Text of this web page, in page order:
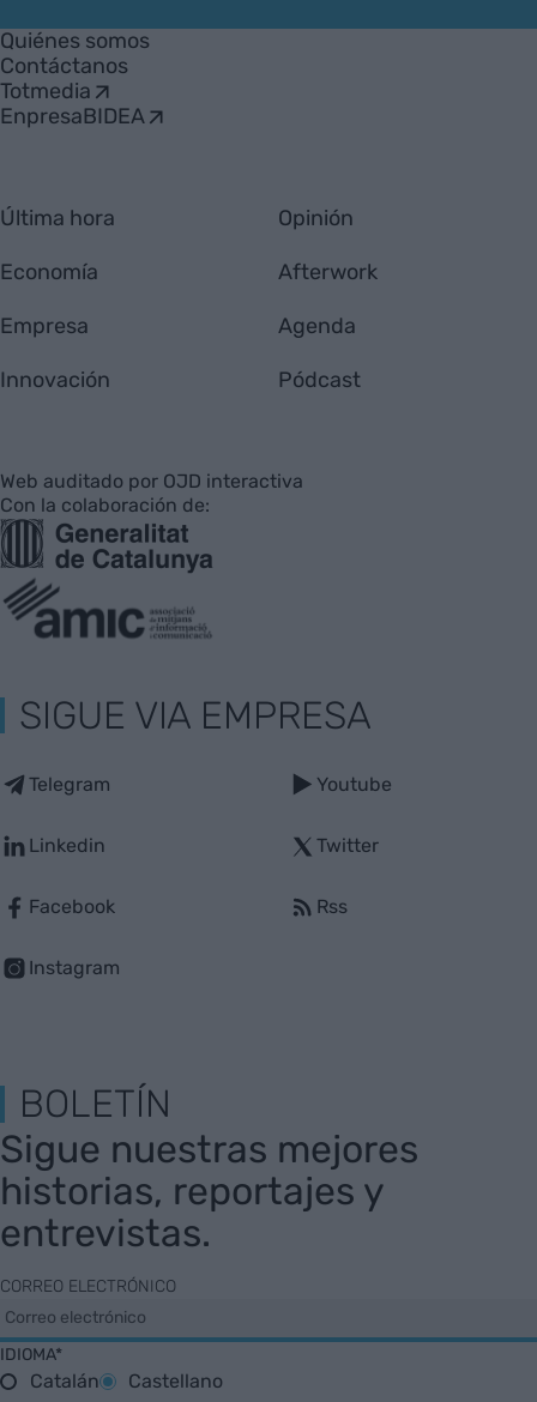
Empresa
Quiénes somos
Contáctanos
Totmedia
EnpresaBIDEA
Última hora
Economía
Empresa
Innovación
Opinión
Afterwork
Agenda
Pódcast
Web auditado por OJD interactiva
Con la colaboración de:
SIGUE VIA EMPRESA
Telegram
Linkedin
Facebook
Instagram
Youtube
Twitter
Rss
BOLETÍN
Sigue nuestras mejores
historias, reportajes y
entrevistas.
CORREO ELECTRÓNICO
IDIOMA*
Catalán
Castellano